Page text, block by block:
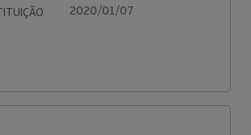
2020/01/07